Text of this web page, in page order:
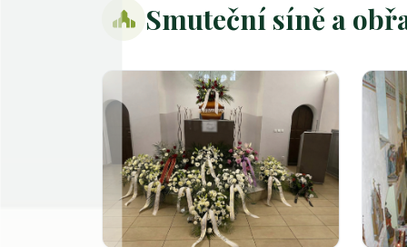
Smuteční síně a